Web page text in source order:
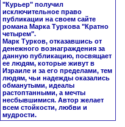
"Курьер" получил
исключительное право
публикации на своем сайте
романа Марка Туркова "Кратно
четырем".
Марк Турков, отказавшись от
денежного вознаграждения за
данную публикацию, посвящает
ее людям, которые живут в
Израиле и за его пределами, тем
людям, чьи надежды оказались
обманутыми, идеалы
растоптанными, а мечты
несбывшимися. Автор желает
всем стойкости, любви и
мудрости.